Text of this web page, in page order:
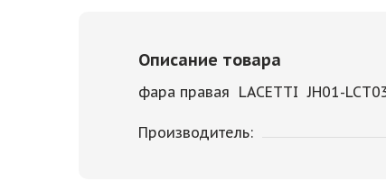
Описание товара
фара правая LACETTI JH01-
Производитель: